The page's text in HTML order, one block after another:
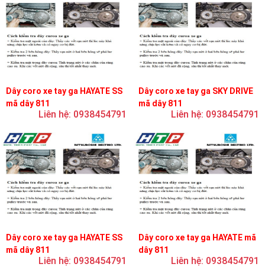
Dây coro xe tay ga HAYATE SS
mã dây 811
Liên hệ: 0938454791
Dây coro xe tay ga SKY DRIVE
mã dây 811
Liên hệ: 0938454791
Dây coro xe tay ga HAYATE SS
mã dây 811
Liên hệ: 0938454791
Dây coro xe tay ga HAYATE mã
dây 811
Liên hệ: 0938454791